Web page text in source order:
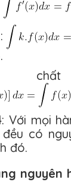
Với mọi
có
đó.
nguyên